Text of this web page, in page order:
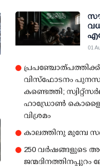
01
വിസ്‌ഫോടനം
കണ്ടെത്തി;
ഹാഡ്രോണ്‍
വിശ്രമം
കാലത്തിനു മുമ്പേ
250 വര്‍ഷങ്ങളുടെ
ജന്മദിനത്തിനപ്പുറം